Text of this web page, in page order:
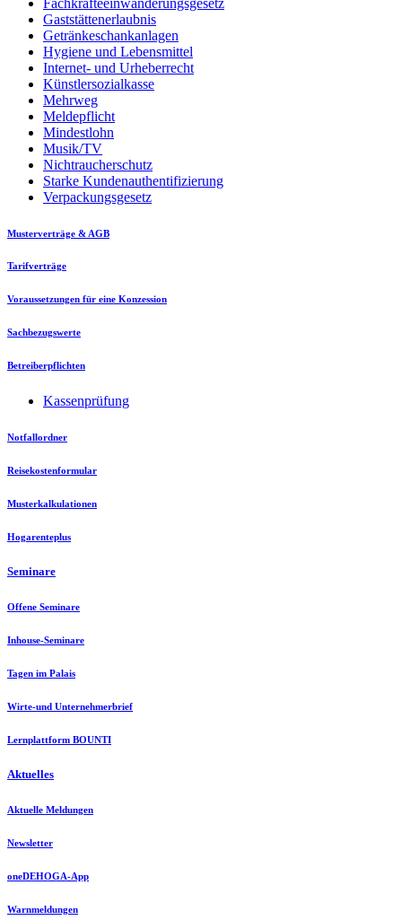
Gaststättenerlaubnis
Getränkeschankanlagen
Hygiene und Lebensmittel
Internet- und Urheberrecht
Künstlersozialkasse
Mehrweg
Meldepflicht
Mindestlohn
Musik/TV
Nichtraucherschutz
Starke Kundenauthentifizierung
Verpackungsgesetz
Musterverträge & AGB
Tarifverträge
Voraussetzungen für eine Konzession
Sachbezugswerte
Betreiberpflichten
Kassenprüfung
Notfallordner
Reisekostenformular
Musterkalkulationen
Hogarenteplus
Seminare
Offene Seminare
Inhouse-Seminare
Tagen im Palais
Wirte-und Unternehmerbrief
Lernplattform BOUNTI
Aktuelles
Aktuelle Meldungen
Newsletter
oneDEHOGA-App
Warnmeldungen